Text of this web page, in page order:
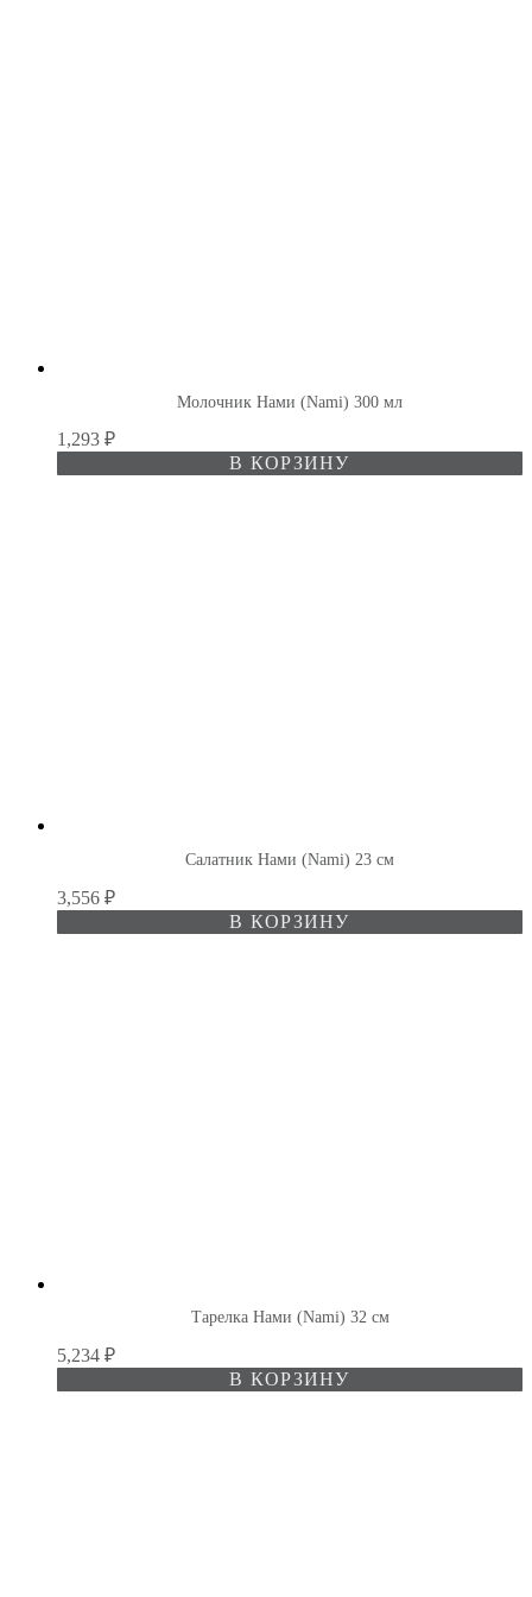
Молочник Нами (Nami) 300 мл
1,293 ₽
В КОРЗИНУ
Салатник Нами (Nami) 23 см
3,556 ₽
В КОРЗИНУ
Тарелка Нами (Nami) 32 см
5,234 ₽
В КОРЗИНУ